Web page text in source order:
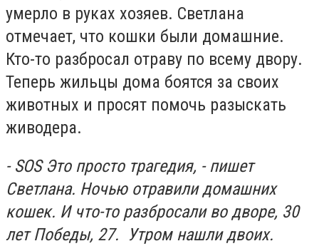
умерло в руках хозяев. Светлана
отмечает, что кошки были домашние.
Кто-то разбросал отраву по всему двору.
Теперь жильцы дома боятся за своих
животных и просят помочь разыскать
живодера.
- SOS Это просто трагедия, - пишет
Светлана. Ночью отравили домашних
кошек. И что-то разбросали во дворе, 30
лет Победы, 27. Утром нашли двоих.